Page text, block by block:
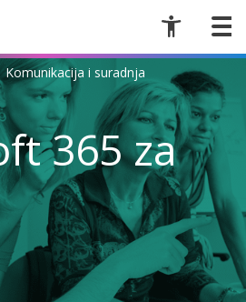
Komunikacija i suradnja
365 za